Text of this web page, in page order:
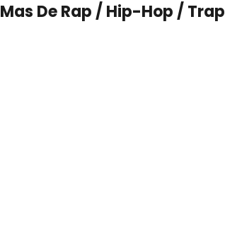
Mas DeRap / Hip-Hop / Trap